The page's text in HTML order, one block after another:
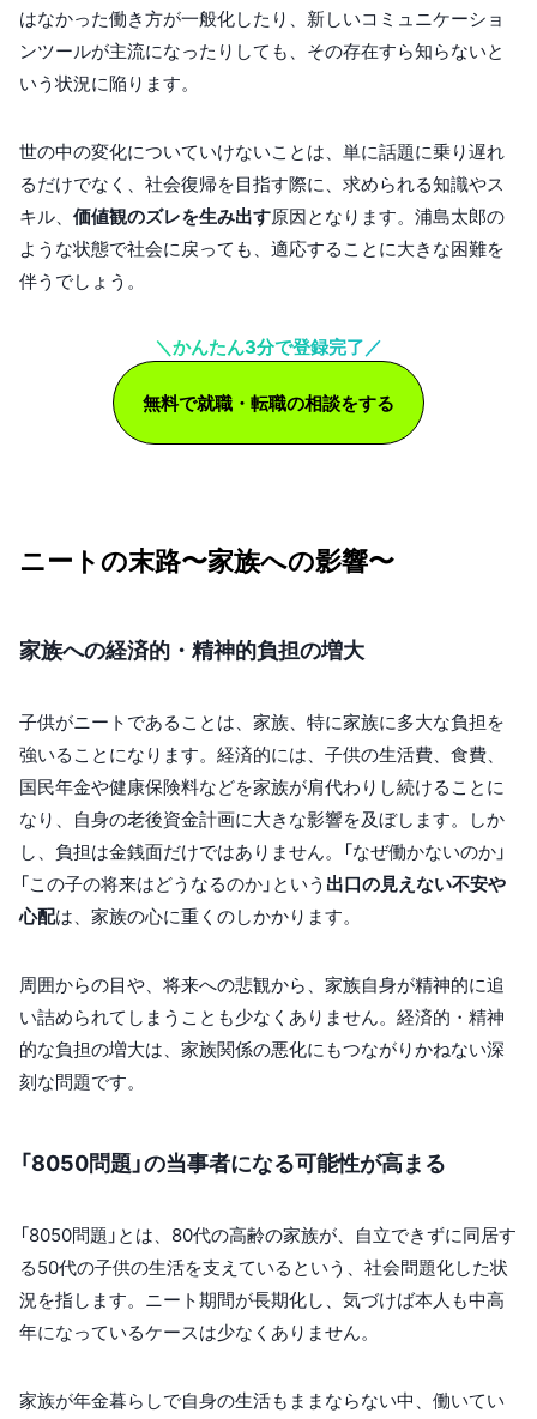
はなかった働き方が一般化したり、新しいコミュニケーショ
ンツールが主流になったりしても、その存在すら知らないと
いう状況に陥ります。
世の中の変化についていけないことは、単に話題に乗り遅れ
るだけでなく、社会復帰を目指す際に、求められる知識やス
キル、 価値観のズレを生み出す原因となります。浦島太郎の
ような状態で社会に戻っても、適応することに大きな困難を
伴うでしょう。
＼かんたん3分で登録完了／
無料で就職・転職の相談をする
ニートの末路〜家族への影響〜
家族への経済的・精神的負担の増大
子供がニートであることは、家族、特に家族に多大な負担を
強いることになります。経済的には、子供の生活費、食費、
国民年金や健康保険料などを家族が肩代わりし続けることに
なり、自身の老後資金計画に大きな影響を及ぼします。しか
し、負担は金銭面だけではありません。「なぜ働かないのか」
「この子の将来はどうなるのか」という 出口の見えない不安や
心配は、家族の心に重くのしかかります。
周囲からの目や、将来への悲観から、家族自身が精神的に追
い詰められてしまうことも少なくありません。経済的・精神
的な負担の増大は、家族関係の悪化にもつながりかねない深
刻な問題です。
「8050問題」の当事者になる可能性が高まる
「8050問題」とは、80代の高齢の家族が、自立できずに同居す
る50代の子供の生活を支えているという、社会問題化した状
況を指します。ニート期間が長期化し、気づけば本人も中高
年になっているケースは少なくありません。
家族が年金暮らしで自身の生活もままならない中、働いてい